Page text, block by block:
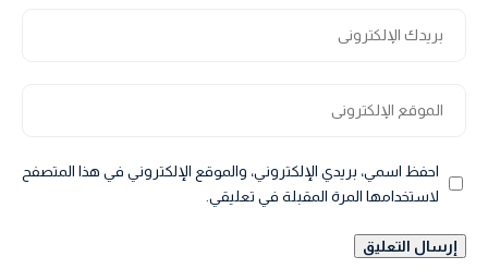
احفظ اسمي، بريدي الإلكتروني، والموقع الإلكتروني في هذا المتصفح
لاستخدامها المرة المقبلة في تعليقي.